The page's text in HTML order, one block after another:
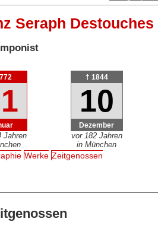
Seraph Destouches
Jahren
† 1844
10
Dezember
vor 182 Jahren
in München
Werke Zeitgenossen